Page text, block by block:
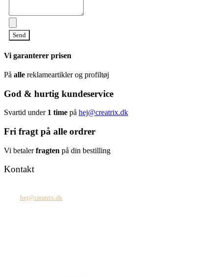
Send
Vi garanterer prisen
På alle reklameartikler og profiltøj
God & hurtig kundeservice
Svartid under 1 time på hej@creatrix.dk
Fri fragt på alle ordrer
Vi betalerfragten på din bestilling
Kontakt
hej@creatrix.dk